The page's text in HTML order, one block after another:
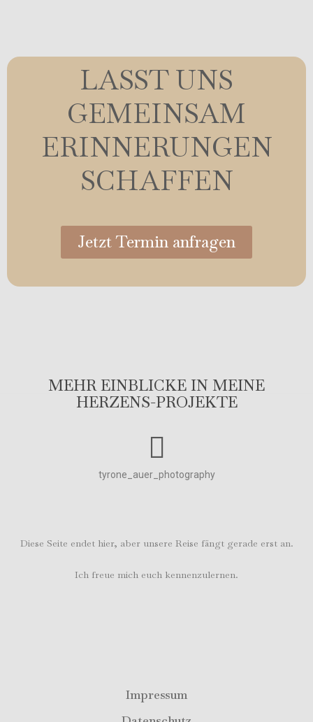
LASST UNS
GEMEINSAM
ERINNERUNGEN
SCHAFFEN
Jetzt Termin anfragen
MEHR EINBLICKE IN MEINE
HERZENS-PROJEKTE
tyrone_auer_photography
Diese Seite endet hier, aber unsere Reise fängt gerade erst an.
Ich freue mich euch kennenzulernen.
Impressum